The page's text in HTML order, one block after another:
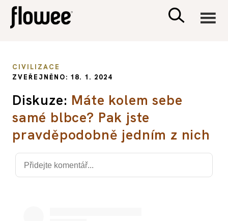
PSYCHOLOGIE
SEX A VZTAHY
CIVILIZACE
ZVEŘEJNĚNO: 18. 1. 2024
Diskuze: Máte kolem sebe
samé blbce? Pak jste
pravděpodobně jedním z nich